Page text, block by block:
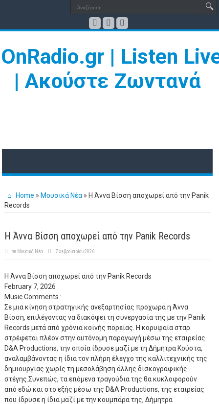
Home » Μουσικά Νέα » Η Άννα Βίσση αποχωρεί από την Panik
Records
Η Άννα Βίσση αποχωρεί από την Panik Records
σε Μουσικά Νέα 7 Φεβρουαρίου 2026
Η Άννα Βίσση αποχωρεί από την Panik Records
February 7, 2026
MusicComments :
Σε μια κίνηση στρατηγικής ανεξαρτησίας προχωρά η Άννα
Βίσση, επιλέγοντας να διακόψει τη συνεργασία της με την Panik
Records μετά από χρόνια κοινής πορείας. Η κορυφαία σταρ
στρέφεται πλέον στην αυτόνομη παραγωγή μέσω της εταιρείας
D&A Productions, την οποία ίδρυσε μαζί με τη Δήμητρα Κούστα,
αναλαμβάνοντας η ίδια τον πλήρη έλεγχο της καλλιτεχνικής της
δημιουργίας χωρίς τη μεσολάβηση άλλης δισκογραφικής
στέγης.Συνεπώς, τα επόμενα τραγούδια της θα κυκλοφορούν
από εδώ και στο εξής μέσω της D&A Productions, της εταιρείας
που ίδρυσε η ίδια μαζί με την κουμπάρα της, Δήμητρα